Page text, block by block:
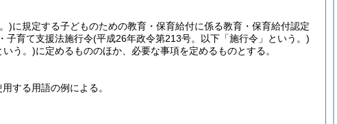
)に規定する子どものための教育・保育給付に係る教育・保育給付認定
子育て支援法施行令(平成26年政令第213号。以下「施行令」という。)
いう。)に定めるもののほか、必要な事項を定めるものとする。
する用語の例による。